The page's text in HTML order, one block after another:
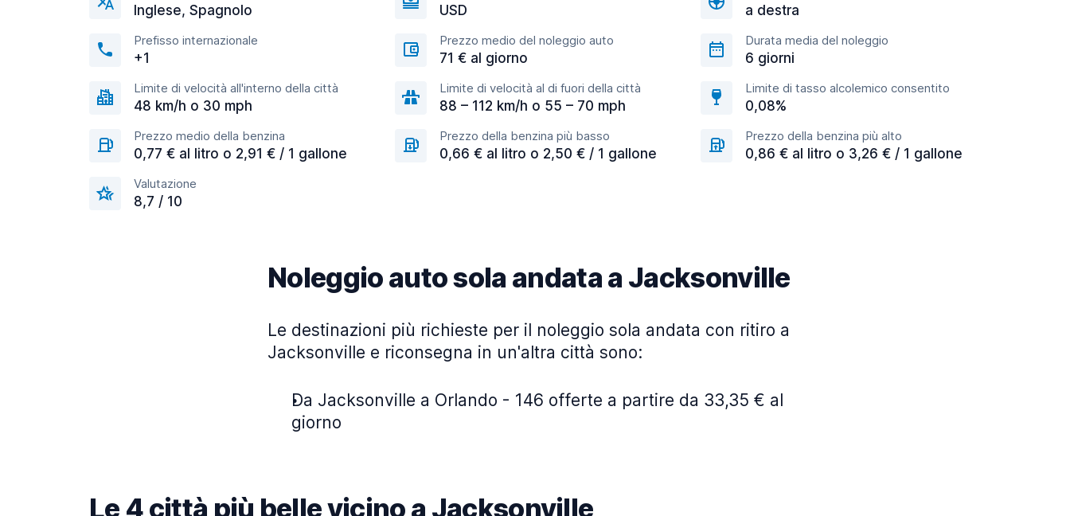
Inglese, Spagnolo USD a destra
Prefisso internazionale
+1
Prezzo medio del noleggio auto
71 € al giorno
Durata media del noleggio
6 giorni
Limite di velocità all'interno della città
48 km/h o 30 mph
Limite di velocità al di fuori della città
88 – 112 km/h o 55 – 70 mph
Limite di tasso alcolemico consentito
0,08%
Prezzo medio della benzina
0,77 € al litro o 2,91 € / 1 gallone
Prezzo della benzina più basso
0,66 € al litro o 2,50 € / 1 gallone
Prezzo della benzina più alto
0,86 € al litro o 3,26 € / 1 gallone
Valutazione
8,7 / 10
Noleggio auto sola andata a Jacksonville
Le destinazioni più richieste per il noleggio sola andata con ritiro a
Jacksonville e riconsegna in un'altra città sono:
Da Jacksonville a Orlando - 146 offerte a partire da 33,35 € al
giorno
Le 4 città più belle vicino a Jacksonville